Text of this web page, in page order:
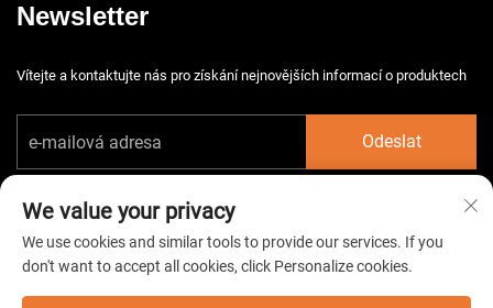
Newsletter
Vítejte a kontaktujte nás pro získání nejnovějších informací o produktech
Odeslat
Copyright © 2026 China Taizhou HarsMarg Electromechenical Co. Ltd.
We value your privacy
We use cookies and similar tools to provide our services. If you
don't want to accept all cookies, click Personalize cookies.